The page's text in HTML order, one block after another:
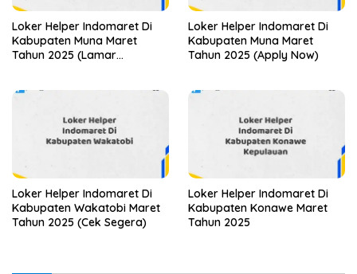
Loker Helper Indomaret Di
Kabupaten Muna Maret
Tahun 2025 (Lamar
Loker Helper Indomaret Di
Kabupaten Muna Maret
Tahun 2025 (Apply Now)
Loker Helper Indomaret Di
Kabupaten Wakatobi Maret
Tahun 2025 (Cek Segera)
Loker Helper Indomaret Di
Kabupaten Konawe Maret
Tahun 2025